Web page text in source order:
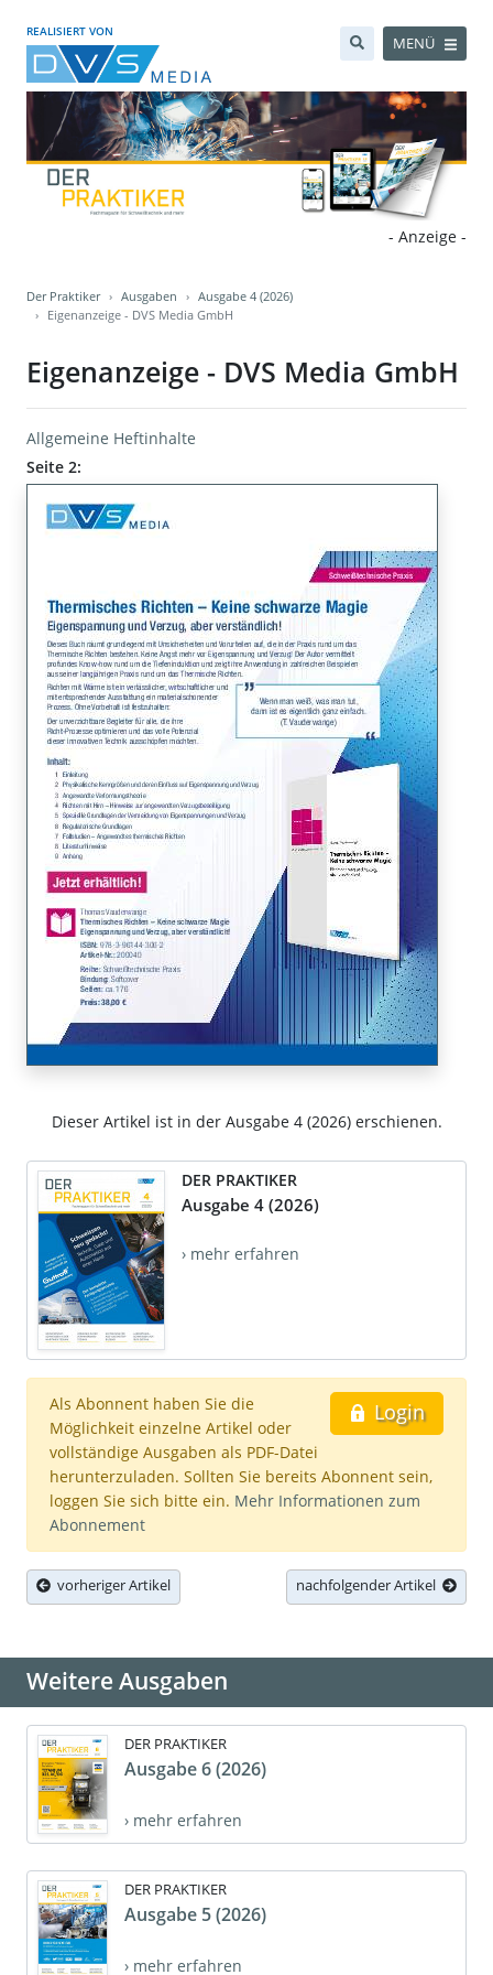
REALISIERT VON
MENÜ
- Anzeige -
Der Praktiker Ausgaben
Ausgabe 4 (2026)
Eigenanzeige - DVS Media GmbH
Eigenanzeige - DVS Media GmbH
Allgemeine Heftinhalte
Seite 2:
Dieser Artikel ist in der Ausgabe 4 (2026) erschienen.
DER PRAKTIKER
Ausgabe 4 (2026)
› mehr erfahren
Login
Als Abonnent haben Sie die
Möglichkeit einzelne Artikel oder
vollständige Ausgaben als PDF-Datei
herunterzuladen. Sollten Sie bereits Abonnent sein,
loggen Sie sich bitte ein. Mehr Informationen zum
Abonnement
vorheriger Artikel nachfolgender Artikel
Weitere Ausgaben
DER PRAKTIKER
Ausgabe 6 (2026)
› mehr erfahren
DER PRAKTIKER
Ausgabe 5 (2026)
› mehr erfahren